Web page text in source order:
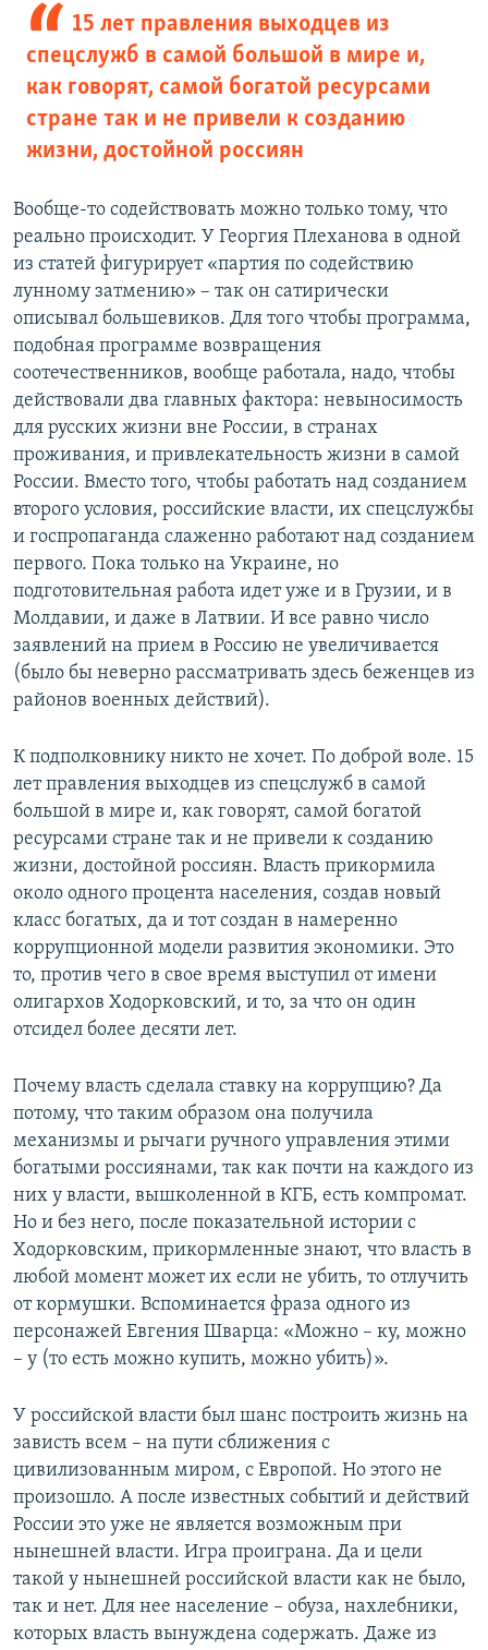
15 лет правления выходцев из
спецслужб в самой большой в мире и,
как говорят, самой богатой ресурсами
стране так и не привели к созданию
жизни, достойной россиян
Вообще-то содействовать можно только тому, что
реально происходит. У Георгия Плеханова в одной
из статей фигурирует «партия по содействию
лунному затмению» – так он сатирически
описывал большевиков. Для того чтобы программа,
подобная программе возвращения
соотечественников, вообще работала, надо, чтобы
действовали два главных фактора: невыносимость
для русских жизни вне России, в странах
проживания, и привлекательность жизни в самой
России. Вместо того, чтобы работать над созданием
второго условия, российские власти, их спецслужбы
и госпропаганда слаженно работают над созданием
первого. Пока только на Украине, но
подготовительная работа идет уже и в Грузии, и в
Молдавии, и даже в Латвии. И все равно число
заявлений на прием в Россию не увеличивается
(было бы неверно рассматривать здесь беженцев из
районов военных действий).
К подполковнику никто не хочет. По доброй воле. 15
лет правления выходцев из спецслужб в самой
большой в мире и, как говорят, самой богатой
ресурсами стране так и не привели к созданию
жизни, достойной россиян. Власть прикормила
около одного процента населения, создав новый
класс богатых, да и тот создан в намеренно
коррупционной модели развития экономики. Это
то, против чего в свое время выступил от имени
олигархов Ходорковский, и то, за что он один
отсидел более десяти лет.
Почему власть сделала ставку на коррупцию? Да
потому, что таким образом она получила
механизмы и рычаги ручного управления этими
богатыми россиянами, так как почти на каждого из
них у власти, вышколенной в КГБ, есть компромат.
Но и без него, после показательной истории с
Ходорковским, прикормленные знают, что власть в
любой момент может их если не убить, то отлучить
от кормушки. Вспоминается фраза одного из
персонажей Евгения Шварца: «Можно – ку, можно
– у (то есть можно купить, можно убить)».
У российской власти был шанс построить жизнь на
зависть всем – на пути сближения с
цивилизованным миром, с Европой. Но этого не
произошло. А после известных событий и действий
России это уже не является возможным при
нынешней власти. Игра проиграна. Да и цели
такой у нынешней российской власти как не было,
так и нет. Для нее население – обуза, нахлебники,
которых власть вынуждена содержать. Даже из